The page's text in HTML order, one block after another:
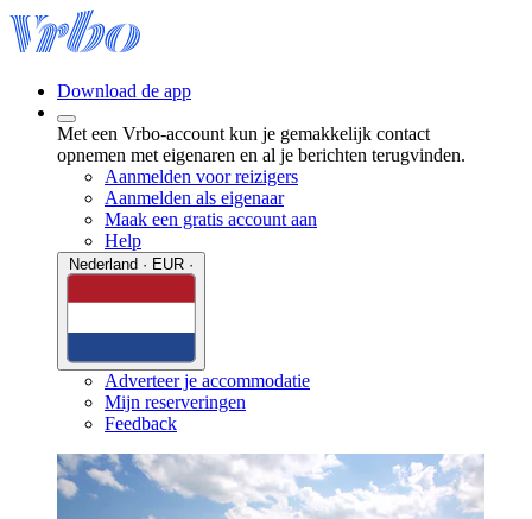
Download de app
Met een Vrbo-account kun je gemakkelijk contact
opnemen met eigenaren en al je berichten terugvinden.
Aanmelden voor reizigers
Aanmelden als eigenaar
Maak een gratis account aan
Help
Adverteer je accommodatie
Mijn reserveringen
Feedback